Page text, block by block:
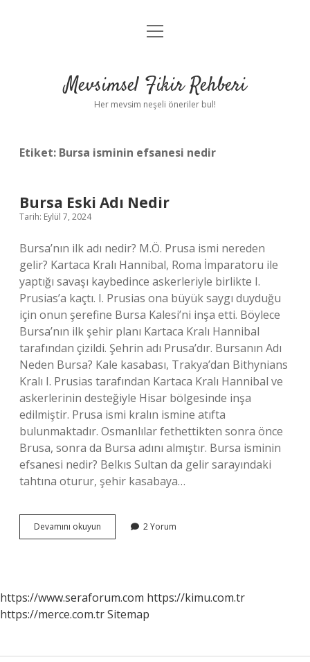
Anasayfa
Yasal Uyarı
menüyü
Mevsimsel Fikir Rehberi
Her mevsim neşeli öneriler bul!
Etiket: Bursa isminin efsanesi nedir
Bursa Eski Adı Nedir
Tarih: Eylül 7, 2024
Bursa’nın ilk adı nedir? M.Ö. Prusa ismi nereden
gelir? Kartaca Kralı Hannibal, Roma İmparatoru ile
yaptığı savaşı kaybedince askerleriyle birlikte I.
Prusias’a kaçtı. I. Prusias ona büyük saygı duyduğu
için onun şerefine Bursa Kalesi’ni inşa etti. Böylece
Bursa’nın ilk şehir planı Kartaca Kralı Hannibal
tarafından çizildi. Şehrin adı Prusa’dır. Bursanın Adı
Neden Bursa? Kale kasabası, Trakya’dan Bithynians
Kralı I. Prusias tarafından Kartaca Kralı Hannibal ve
askerlerinin desteğiyle Hisar bölgesinde inşa
edilmiştir. Prusa ismi kralın ismine atıfta
bulunmaktadır. Osmanlılar fethettikten sonra önce
Brusa, sonra da Bursa adını almıştır. Bursa isminin
efsanesi nedir? Belkıs Sultan da gelir sarayındaki
tahtına oturur, şehir kasabaya…
Devamını okuyun
Eski
2 Yorum
https://www.seraforum.com https://kimu.com.tr
https://merce.com.trSitemap